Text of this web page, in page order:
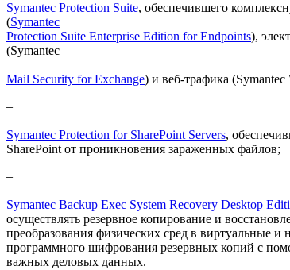
Symantec Protection Suite, обеспечившего
(Symantec
Protection Suite Enterprise Edition for Endpoints),
(Symantec
Mail Security for Exchange) и веб-трафика (Symantec
–
Symantec Protection for SharePoint Servers,
SharePoint от проникновения зараженных файлов;
–
Symantec Backup Exec System Recovery Desktop
осуществлять резервное копирование и
преобразования физических сред в виртуальные и
программного шифрования резервных копий с
важных деловых данных.